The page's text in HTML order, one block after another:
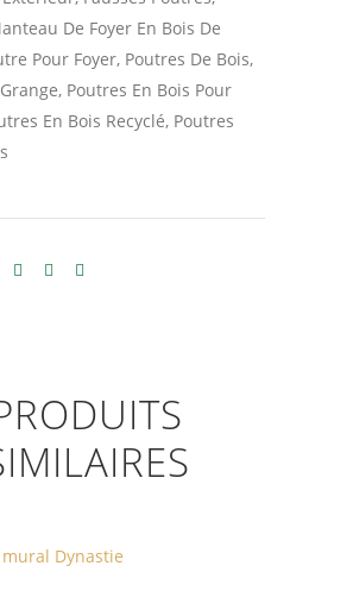
De Foyer En Bois De
Pour Foyer, Poutres De Bois,
, Poutres En Bois Pour
En Bois Recyclé, Poutres